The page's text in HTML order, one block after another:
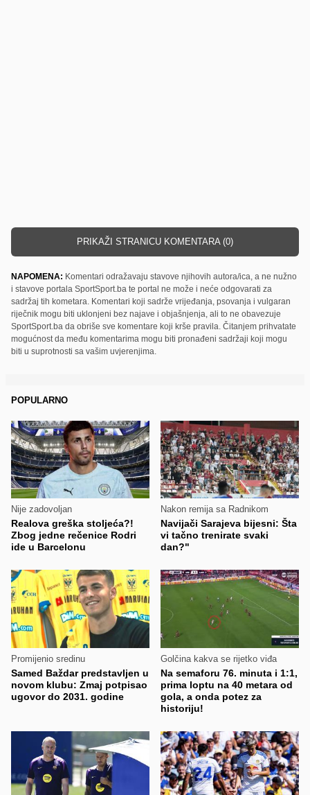
PRIKAŽI STRANICU KOMENTARA (0)
NAPOMENA: Komentari odražavaju stavove njihovih autora/ica, a ne nužno
i stavove portala SportSport.ba te portal ne može i neće odgovarati za
sadržaj tih kometara. Komentari koji sadrže vrijeđanja, psovanja i vulgaran
riječnik mogu biti uklonjeni bez najave i objašnjenja, ali to ne obavezuje
SportSport.ba da obriše sve komentare koji krše pravila. Čitanjem prihvatate
mogućnost da među komentarima mogu biti pronađeni sadržaji koji mogu
biti u suprotnosti sa vašim uvjerenjima.
POPULARNO
Nije zadovoljan
Realova greška stoljeća?!
Zbog jedne rečenice Rodri
ide u Barcelonu
Nakon remija sa Radnikom
Navijači Sarajeva bijesni: Šta
vi tačno trenirate svaki
dan?"
Promijenio sredinu
Samed Baždar predstavljen u
novom klubu: Zmaj potpisao
ugovor do 2031. godine
Golčina kakva se rijetko viđa
Na semaforu 76. minuta i 1:1,
prima loptu na 40 metara od
gola, a onda potez za
historiju!